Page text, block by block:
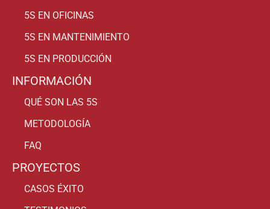
5S EN OFICINAS
5S EN MANTENIMIENTO
5S EN PRODUCCIÓN
INFORMACIÓN
QUÉ SON LAS 5S
METODOLOGÍA
FAQ
PROYECTOS
CASOS ÉXITO